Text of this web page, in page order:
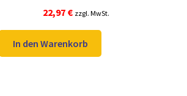
Ursprünglicher
war:
30,98 €
22,97 €Aktueller
ist:
22,97 €.
zzgl. MwSt.
In den Warenkorb